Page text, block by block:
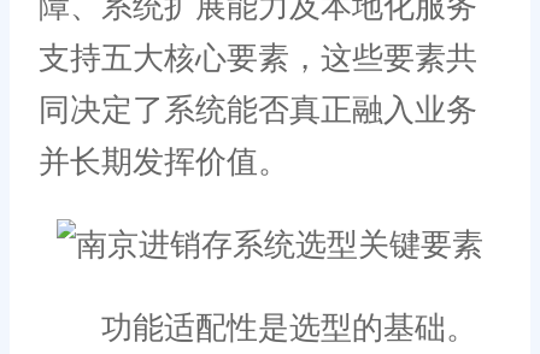
障、系统扩展能力及本地化服务
支持五大核心要素，这些要素共
同决定了系统能否真正融入业务
并长期发挥价值。
功能适配性是选型的基础。